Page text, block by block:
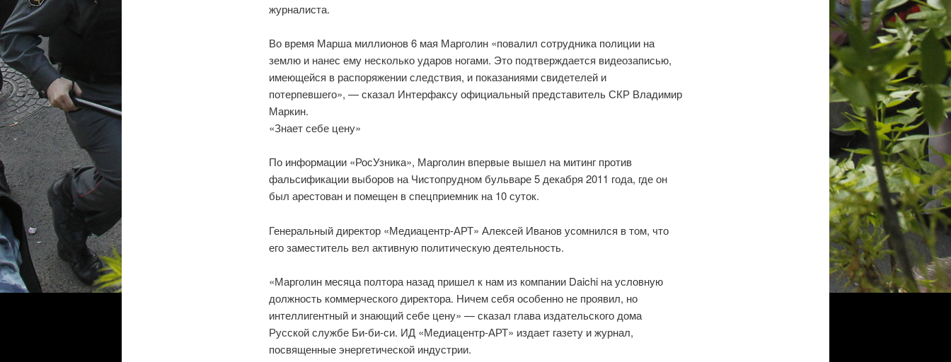
журналиста.
Во время Марша миллионов 6 мая Марголин «повалил сотрудника полиции на
землю и нанес ему несколько ударов ногами. Это подтверждается видеозаписью,
имеющейся в распоряжении следствия, и показаниями свидетелей и
потерпевшего», — сказал Интерфаксу официальный представитель СКР Владимир
Маркин.
«Знает себе цену»
По информации «РосУзника», Марголин впервые вышел на митинг против
фальсификации выборов на Чистопрудном бульваре 5 декабря 2011 года, где он
был арестован и помещен в спецприемник на 10 суток.
Генеральный директор «Медиацентр-АРТ» Алексей Иванов усомнился в том, что
его заместитель вел активную политическую деятельность.
«Марголин месяца полтора назад пришел к нам из компании Daichi на условную
должность коммерческого директора. Ничем себя особенно не проявил, но
интеллигентный и знающий себе цену» — сказал глава издательского дома
Русской службе Би-би-си. ИД «Медиацентр-АРТ» издает газету и журнал,
посвященные энергетической индустрии.